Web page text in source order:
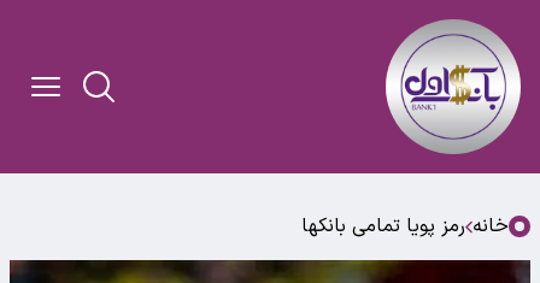
خانه رمز پویا تمامی بانکها